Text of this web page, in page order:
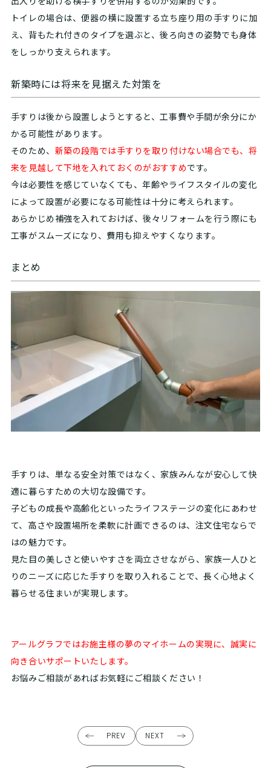
トイレの場合は、便器の横に設置する立ち座り用の手すりに加
え、背もたれ付きのタイプを選ぶと、後ろ向きの姿勢でも身体
をしっかり支えられます。
新築時には将来を見据えた対策を
手すりは後から設置しようとすると、工事費や手間が余分にか
かる可能性があります。
そのため、 新築の段階では手すりを取り付けない場合でも、将
来を見越して下地を入れておくのがおすすめです。
今は必要性を感じていなくても、年齢やライフスタイルの変化
によって設置が必要になる可能性は十分に考えられます。
あらかじめ補強を入れておけば、後々リフォームを行う際にも
工事がスムーズになり、費用も抑えやすくなります。
まとめ
手すりは、単なる安全対策ではなく、家族みんなが安心して快
適に暮らすための大切な設備です。
子どもの成長や高齢化といったライフステージの変化にあわせ
て、高さや設置場所を柔軟に計画できるのは、注文住宅ならで
はの魅力です。
見た目の美しさと使いやすさを両立させながら、家族一人ひと
りのニーズに応じた手すりを取り入れることで、長く心地よく
暮らせる住まいが実現します。
アールグラフではお施主様の夢のマイホームの実現に、誠実に
向き合いサポートいたします。
お悩みご相談があればお気軽にご相談ください！
PREV NEXT